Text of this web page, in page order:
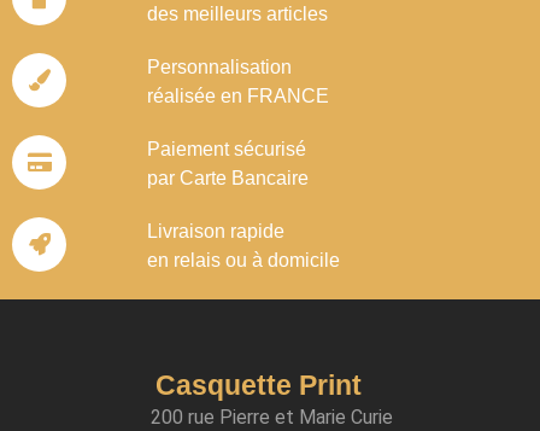
des meilleurs articles
Personnalisation
réalisée en FRANCE
Paiement sécurisé
par Carte Bancaire
Livraison rapide
en relais ou à domicile
Casquette Print
200 rue Pierre et Marie Curie